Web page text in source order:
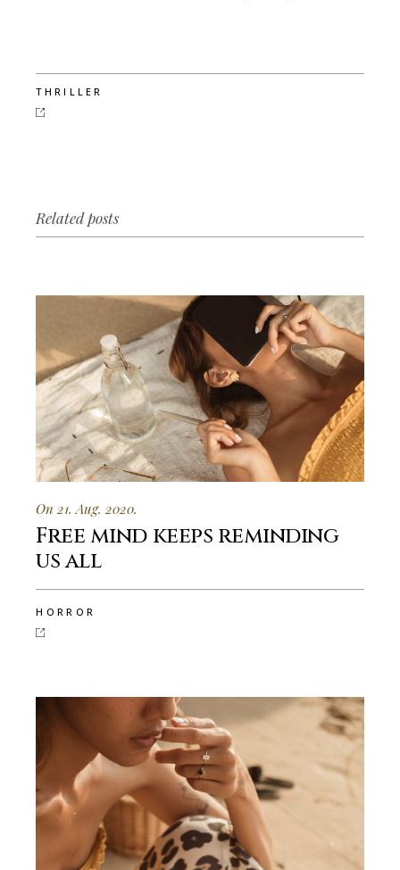
THRILLER
Related posts
On 21. Aug. 2020.
Free mind keeps reminding
us all
HORROR